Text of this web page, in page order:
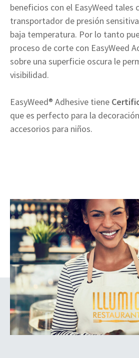
beneficios con el EasyWeed tales
transportador de presión
baja temperatura. Por lo tanto
proceso de corte con EasyWeed
sobre una superficie oscura le
visibilidad.
EasyWeed® Adhesive tiene
que es perfecto para la
accesorios para niños.